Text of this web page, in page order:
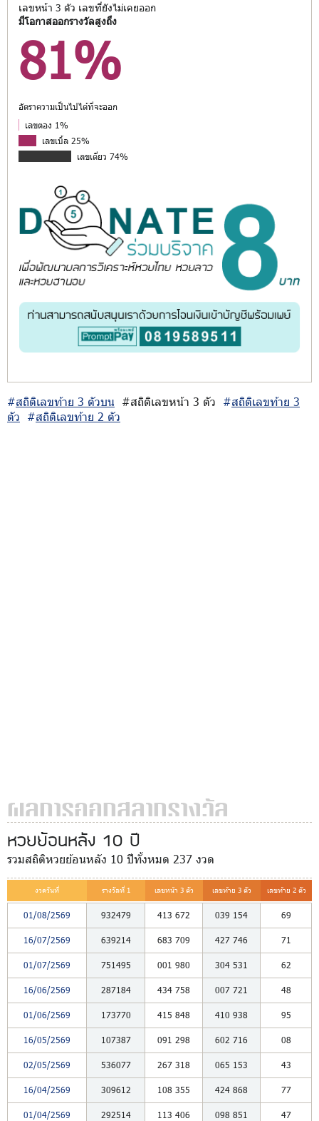
เลขหน้า 3 ตัว เลขที่ยังไม่เคยออก
มีโอกาสออกรางวัลสูงถึง
81%
อัตราความเป็นไปได้ที่จะออก
เลขตอง 1%
เลขเบิ้ล 25%
เลขเดี่ยว 74%
#สถิติเลขท้าย 3 ตัวบน #สถิติเลขหน้า 3 ตัว #สถิติเลขท้าย 3
ตัว #สถิติเลขท้าย 2 ตัว
ผลการออกสลากรางวัล
หวยย้อนหลัง 10 ปี
รวมสถิติหวยย้อนหลัง 10 ปีทั้งหมด 237 งวด
งวดวันที่ รางวัลที่ 1 เลขหน้า 3 ตัว เลขท้าย 3 ตัว เลขท้าย 2 ตัว
01/08/2569 932479 413 672 039 154 69
16/07/2569 639214 683 709 427 746 71
01/07/2569 751495 001 980 304 531 62
16/06/2569 287184 434 758 007 721 48
01/06/2569 173770 415 848 410 938 95
16/05/2569 107387 091 298 602 716 08
02/05/2569 536077 267 318 065 153 43
16/04/2569 309612 108 355 424 868 77
01/04/2569 292514 113 406 098 851 47